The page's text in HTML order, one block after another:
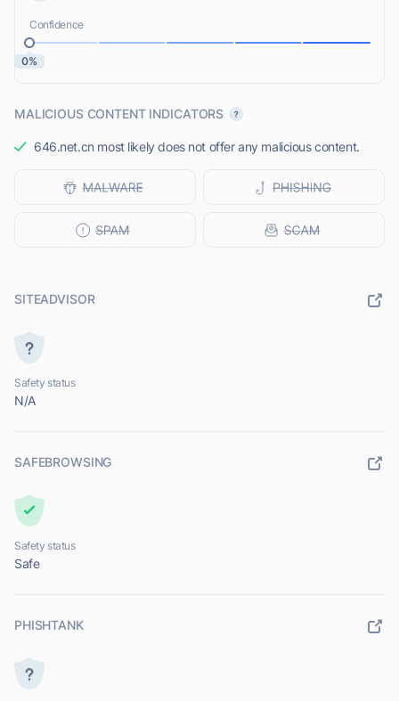
Confidence
0%
MALICIOUS CONTENT INDICATORS
646.net.cn most likely does not offer any malicious content.
SITEADVISOR
Safety status
N/A
SAFEBROWSING
Safety status
Safe
PHISHTANK